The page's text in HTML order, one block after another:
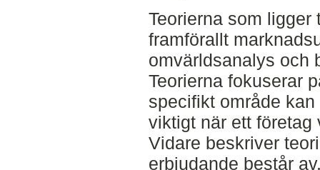
Teorierna som ligger
framförallt
omvärldsanalys och
Teorierna fokuserar
specifikt område
viktigt när ett företag
Vidare beskriver
erbjudande består